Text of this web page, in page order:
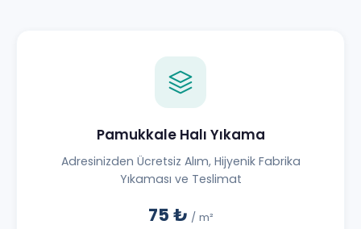
Pamukkale Halı Yıkama
Adresinizden Ücretsiz Alım, Hijyenik Fabrika
Yıkaması ve Teslimat
75 ₺ / m²